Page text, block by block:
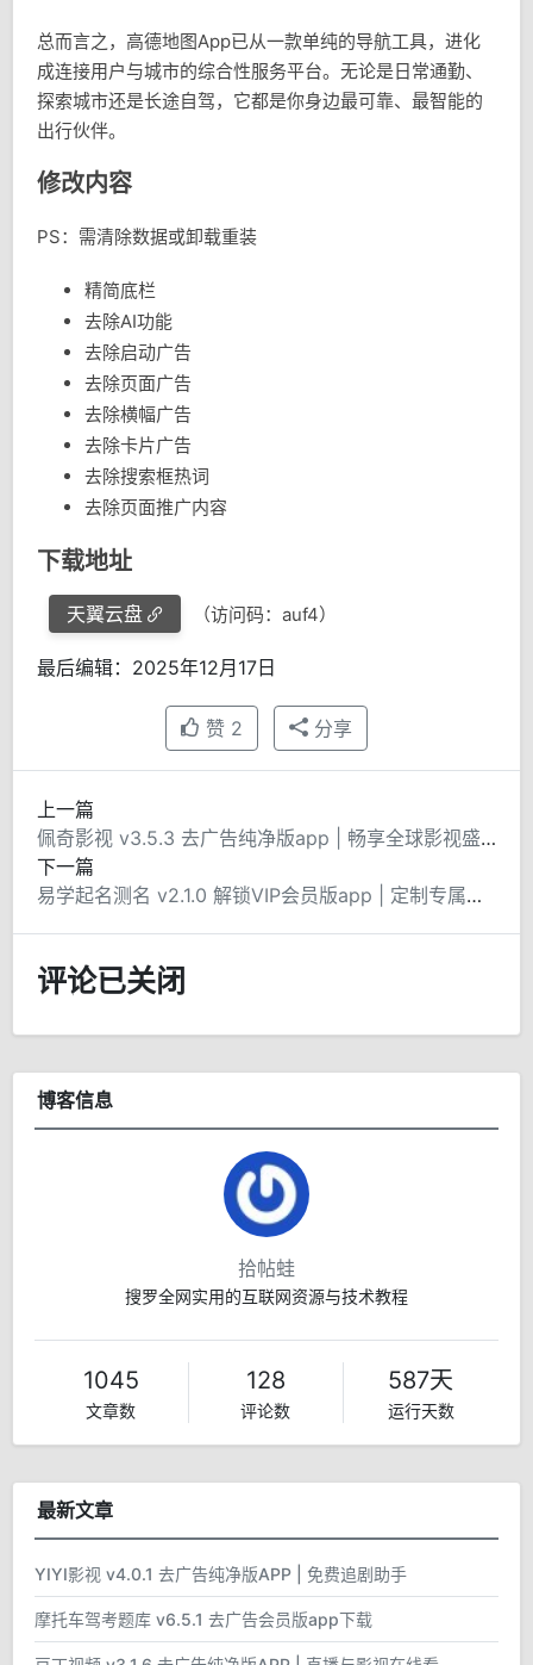
总而言之，高德地图App已从一款单纯的导航工具，进化
成连接用户与城市的综合性服务平台。无论是日常通勤、
探索城市还是长途自驾，它都是你身边最可靠、最智能的
出行伙伴。
修改内容
PS：需清除数据或卸载重装
精简底栏
去除AI功能
去除启动广告
去除页面广告
去除横幅广告
去除卡片广告
去除搜索框热词
去除页面推广内容
下载地址
天翼云盘 （访问码：auf4）
最后编辑：2025年12月17日
赞 2 分享
上一篇
佩奇影视 v3.5.3 去广告纯净版app | 畅享全球影视盛宴
下一篇
易学起名测名 v2.1.0 解锁VIP会员版app | 定制专属吉祥之名
评论已关闭
博客信息
拾帖蛙
搜罗全网实用的互联网资源与技术教程
1045
文章数
128
评论数
587天
运行天数
最新文章
YIYI影视 v4.0.1 去广告纯净版APP | 免费追剧助手
摩托车驾考题库 v6.5.1 去广告会员版app下载